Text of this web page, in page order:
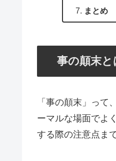
まとめ
事の顛末
「事の顛末」っ
ーマルな場面でよ
する際の注意点ま